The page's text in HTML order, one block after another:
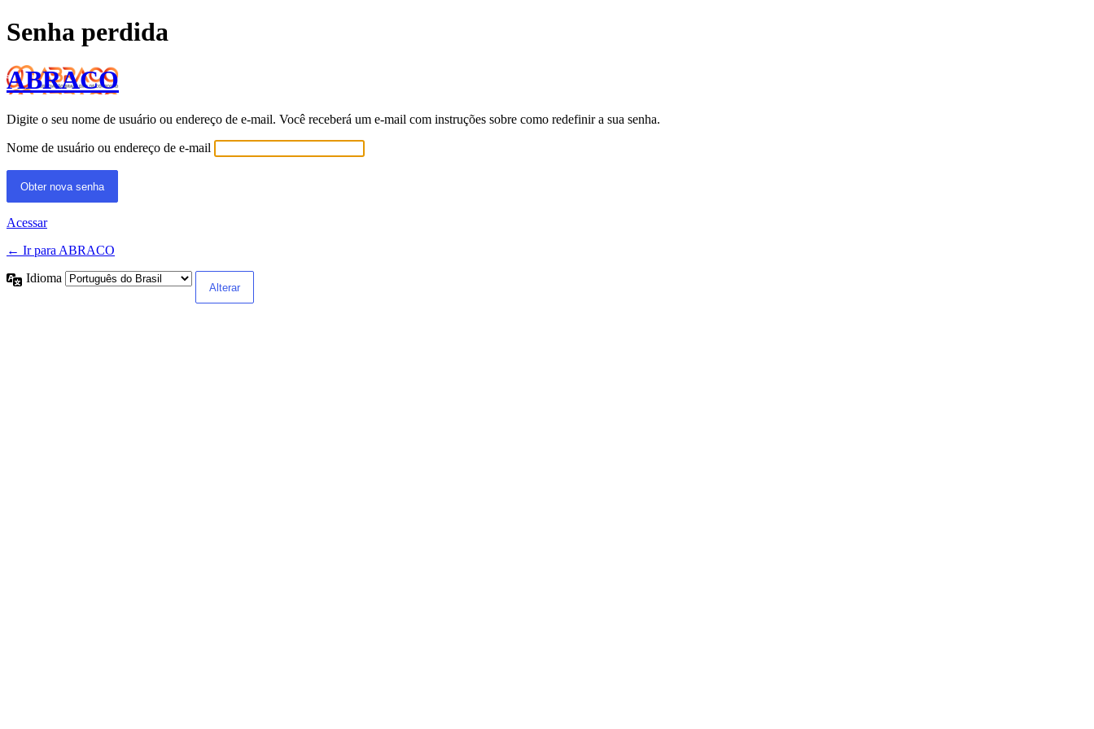
Senha perdida
ABRACO
Digite o seu nome de usuário ou endereço de e-mail. Você receberá um e-mail com instruções sobre como redefinir a sua senha.
Nome de usuário ou endereço de e-mail
Acessar
← Ir para ABRACO
Idioma